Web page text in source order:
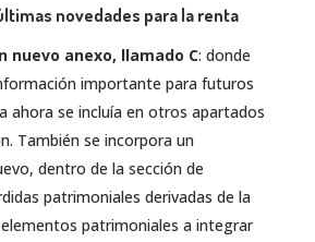
novedades para la renta
nuevo anexo, llamado C: donde
importante para futuros
ahora se incluía en otros apartados
También se incorpora un
dentro de la sección de
patrimoniales derivadas de la
patrimoniales a integrar